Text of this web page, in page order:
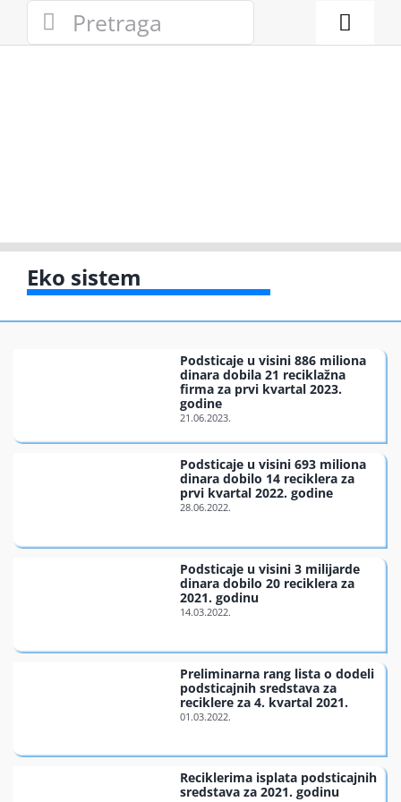
Search
for:
Toggle
Gde
Zelena
O nama
Eko sistem
Podsticaje u visini 886 miliona
dinara dobila 21 reciklažna
firma za prvi kvartal 2023.
godine
Podsticaje u visini 693 miliona
dinara dobilo 14 reciklera za
prvi kvartal 2022. godine
Podsticaje u visini 3 milijarde
dinara dobilo 20 reciklera za
2021. godinu
Preliminarna rang lista o dodeli
podsticajnih sredstava za
reciklere za 4. kvartal 2021.
Reciklerima isplata podsticajnih
sredstava za 2021. godinu